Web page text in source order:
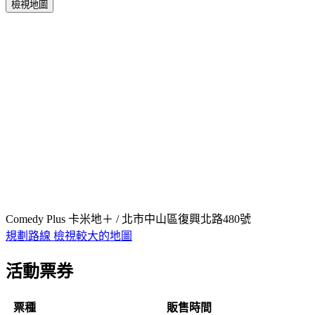
檢視地圖
Comedy Plus 卡米地＋ / 北市中山區復興北路480號
規劃路線 檢視較大的地圖
活動票券
票種 販售時間